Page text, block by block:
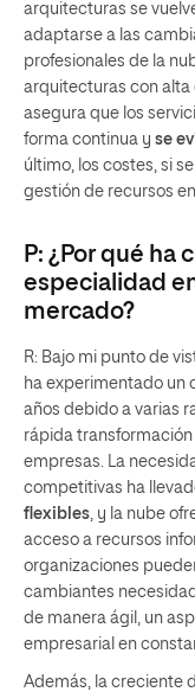
arquitecturas se
adaptarse a las
profesionales de la
arquitecturas con alta
asegura que los
forma continua y se
último, los costes, si
gestión de recursos
P: ¿Por qué ha
especialidad
mercado?
R: Bajo mi punto de
ha experimentado un
años debido a varias
rápida
empresas. La
competitivas ha
flexibles, y la nube
acceso a recursos
organizaciones
cambiantes
de manera ágil, un
empresarial en
Además, la creciente